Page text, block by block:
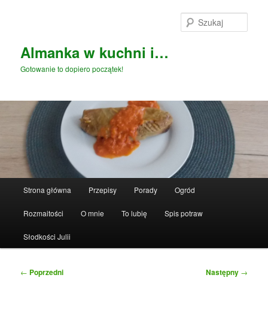
Almanka w kuchni i…
Gotowanie to dopiero początek!
Strona główna Przepisy Porady Ogród
Rozmaitości O mnie To lubię Spis potraw
Słodkości Julii
Nawigacja
← Poprzedni Następny →